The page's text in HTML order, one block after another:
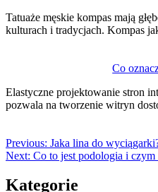
Tatuaże męskie kompas mają
kulturach i tradycjach. Kompas
Co
Elastyczne projektowanie stron
pozwala na tworzenie witryn
Previous: Jaka lina do
Next: Co to jest podologia i czym
Kategorie